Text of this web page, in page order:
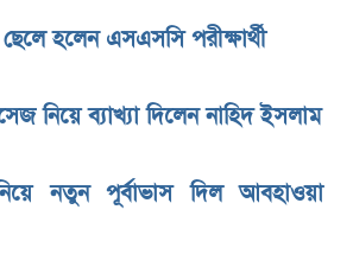
হলেন এসএসসি পরীক্ষার্থী
নিয়ে ব্যাখ্যা দিলেন নাহিদ ইসলাম
নতুন পূর্বাভাস দিল আবহাওয়া